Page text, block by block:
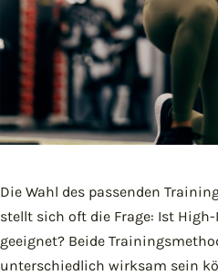
Die Wahl des passenden
stellt sich oft die Frage: Ist
geeignet? Beide
unterschiedlich wirksam sein